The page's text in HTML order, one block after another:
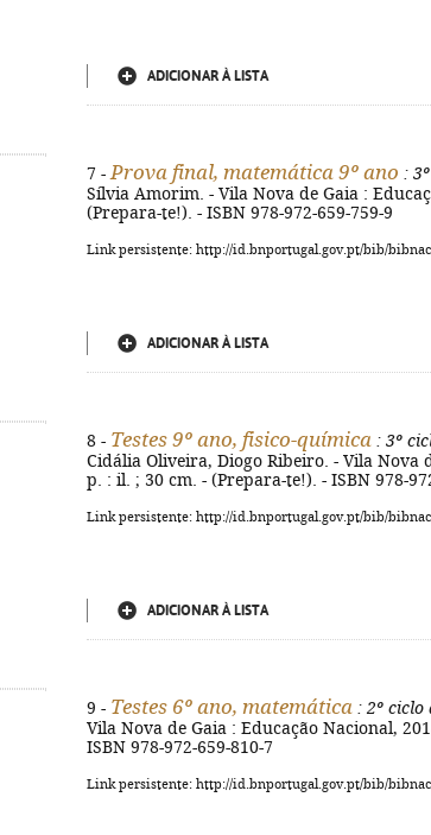
ADICIONAR À LISTA
7 - Prova final, matemática 9º ano :
Sílvia Amorim. - Vila Nova de Gaia :
(Prepara-te!). - ISBN 978-972-659-759-9
Link persistente: http://id.bnportugal.gov.pt/bib/
ADICIONAR À LISTA
8 - Testes 9º ano, fisico-química : 3º
Cidália Oliveira, Diogo Ribeiro. - Vila Nova
p. : il. ; 30 cm. - (Prepara-te!). - ISBN 978-
Link persistente: http://id.bnportugal.gov.pt/bib/
ADICIONAR À LISTA
9 - Testes 6º ano, matemática : 2º ciclo
Vila Nova de Gaia : Educação Nacional,
ISBN 978-972-659-810-7
Link persistente: http://id.bnportugal.gov.pt/bib/